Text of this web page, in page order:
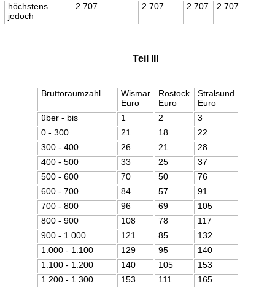
höchstens
jedoch
2.707 2.707 2.707 2.707
Teil III
Bruttoraumzahl
Wismar
Euro
Rostock
Euro
Stralsund
Euro
über - bis
1 2
3
0 - 300
21 18
22
300 - 400
26 21
28
400 - 500
33 25
37
500 - 600
70 50
76
600 - 700
84 57
91
700 - 800
96 69
105
800 - 900
108 78
117
900 - 1.000
121 85
132
1.000 - 1.100
129 95
140
1.100 - 1.200
140 105
153
1.200 - 1.300
153 111
165